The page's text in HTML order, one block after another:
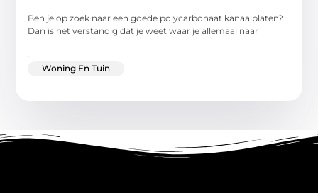
Ben je op zoek naar een goede polycarbonaat kanaalplaten?
Dan is het verstandig dat je weet waar je allemaal naar
Woning En Tuin